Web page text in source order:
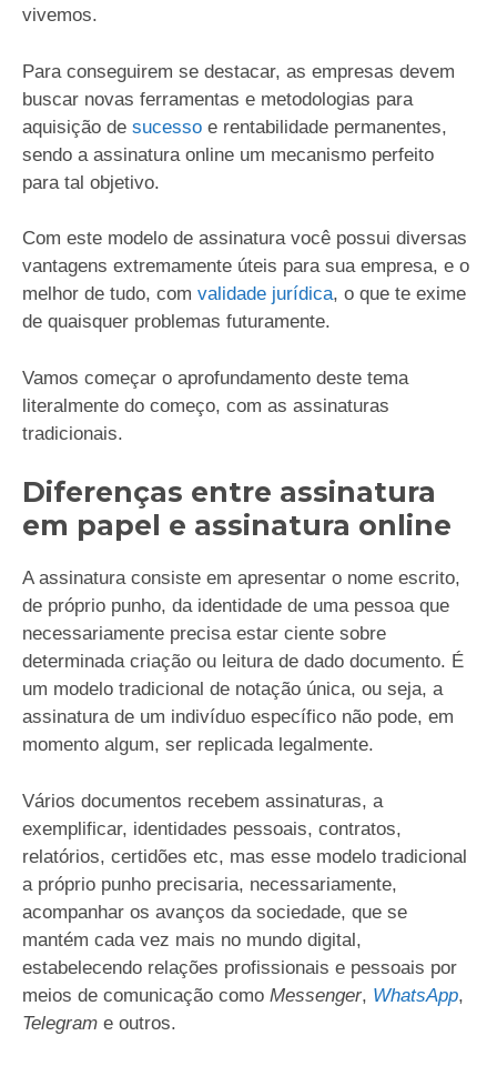
vivemos.
Para conseguirem se destacar, as empresas devem
buscar novas ferramentas e metodologias para
aquisição de sucesso e rentabilidade permanentes,
sendo a assinatura online um mecanismo perfeito
para tal objetivo.
Com este modelo de assinatura você possui diversas
vantagens extremamente úteis para sua empresa, e o
melhor de tudo, com validade jurídica, o que te exime
de quaisquer problemas futuramente.
Vamos começar o aprofundamento deste tema
literalmente do começo, com as assinaturas
tradicionais.
Diferenças entre assinatura
em papel e assinatura online
A assinatura consiste em apresentar o nome escrito,
de próprio punho, da identidade de uma pessoa que
necessariamente precisa estar ciente sobre
determinada criação ou leitura de dado documento. É
um modelo tradicional de notação única, ou seja, a
assinatura de um indivíduo específico não pode, em
momento algum, ser replicada legalmente.
Vários documentos recebem assinaturas, a
exemplificar, identidades pessoais, contratos,
relatórios, certidões etc, mas esse modelo tradicional
a próprio punho precisaria, necessariamente,
acompanhar os avanços da sociedade, que se
mantém cada vez mais no mundo digital,
estabelecendo relações profissionais e pessoais por
meios de comunicação como Messenger, WhatsApp,
Telegram e outros.